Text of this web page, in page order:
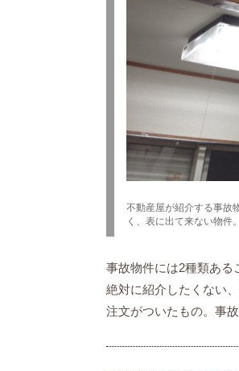
不動産屋が紹介する事故
く、表に出て来ない物件。
事故物件には2種類ある
絶対に紹介したくない
注文がついたもの。事